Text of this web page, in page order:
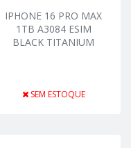
IPHONE 16 PRO MAX
1TB A3084 ESIM
BLACK TITANIUM
SEM ESTOQUE